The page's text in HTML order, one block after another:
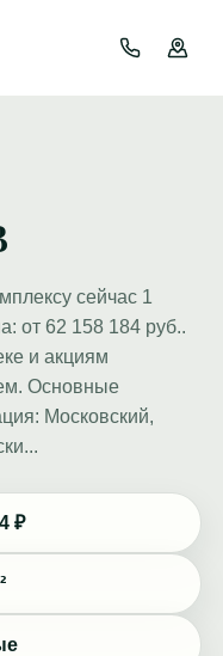
сейчас 1
от 62 158 184 руб..
и акциям
Основные
Московский,
₽